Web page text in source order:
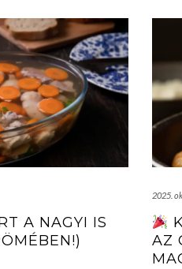
A NAGYI IS
2025.
AZ